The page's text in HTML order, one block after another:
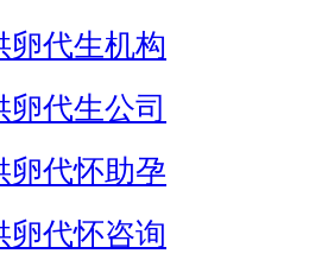
卵代生机构
卵代生公司
卵代怀助孕
卵代怀咨询